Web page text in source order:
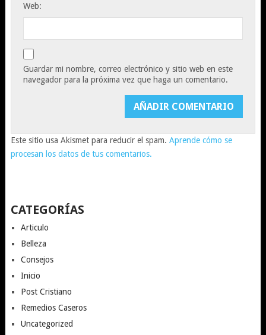
Web:
Guardar mi nombre, correo electrónico y sitio web en este
navegador para la próxima vez que haga un comentario.
Este sitio usa Akismet para reducir el spam. Aprende cómo se
procesan los datos de tus comentarios.
CATEGORÍAS
Articulo
Belleza
Consejos
Inicio
Post Cristiano
Remedios Caseros
Uncategorized